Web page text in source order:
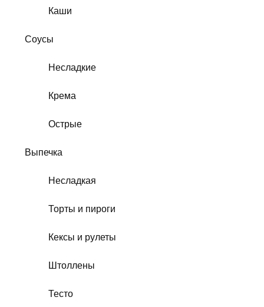
Каши
Соусы
Несладкие
Крема
Острые
Выпечка
Несладкая
Торты и пироги
Кексы и рулеты
Штоллены
Тесто